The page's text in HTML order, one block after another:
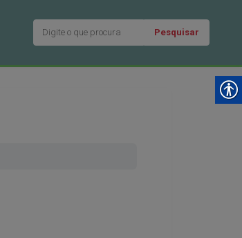
Pesquisar